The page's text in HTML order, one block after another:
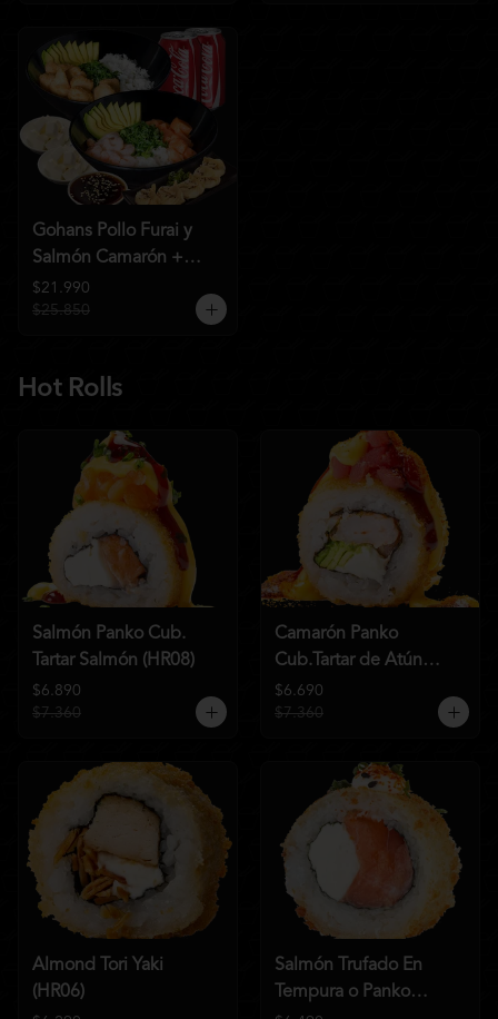
Gohans Pollo Furai y
Salmón Camarón +
2QC
$21.990
$25.850
Hot Rolls
Salmón Panko Cub.
Tartar Salmón (HR08)
$6.890
$7.360
Camarón Panko
Cub.Tartar de Atún
(HR07)
$6.690
$7.360
Almond Tori Yaki
(HR06)
Salmón Trufado En
Tempura o Panko